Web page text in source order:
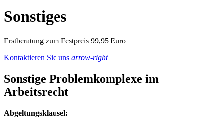
Sonstiges
Erstberatung zum Festpreis 99,95 Euro
Kontaktieren Sie uns arrow-right
Sonstige Problemkomplexe im
Arbeitsrecht
Abgeltungsklausel: